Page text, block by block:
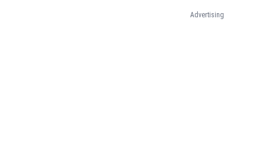
Advertising